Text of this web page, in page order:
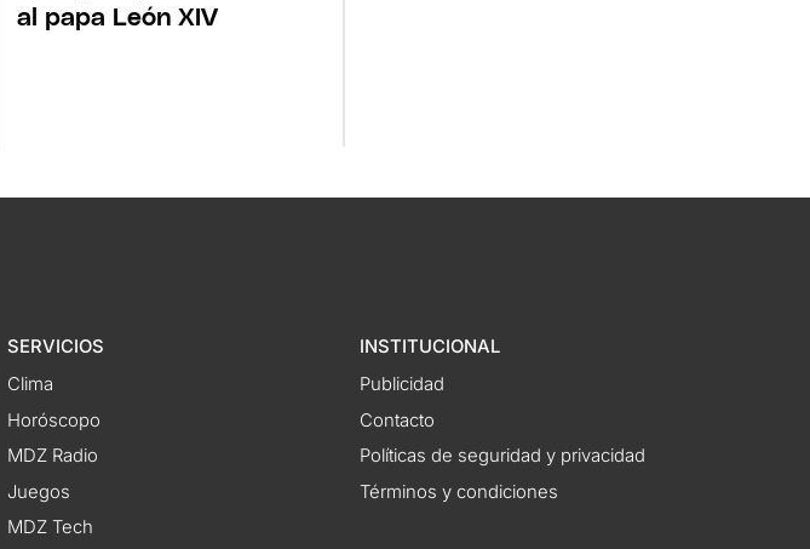
al papa León XIV
SERVICIOS
Clima
Horóscopo
MDZ Radio
Juegos
MDZ Tech
INSTITUCIONAL
Publicidad
Contacto
Políticas de seguridad y privacidad
Términos y condiciones